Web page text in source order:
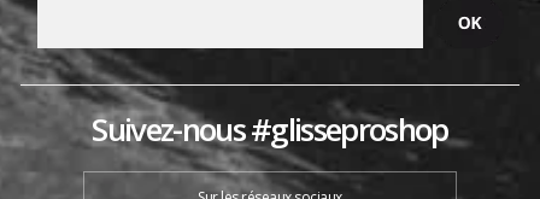
Suivez-nous #glisseproshop